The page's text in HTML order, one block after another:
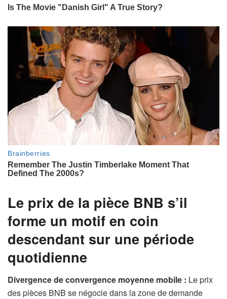
Le prix de la pièce BNB s’il
forme un motif en coin
descendant sur une période
quotidienne
Divergence de convergence moyenne mobile : Le prix
des pièces BNB se négocie dans la zone de demande